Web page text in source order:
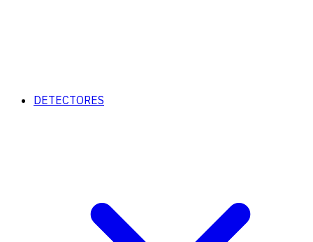
DETECTORES